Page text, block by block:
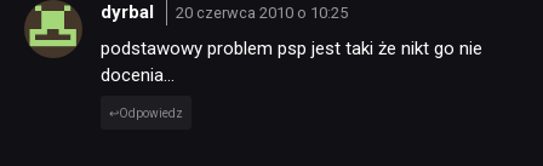
DYSKUSJE
JUŻ GRALIŚMY
dyrbal 20 czerwca 2010 o 10:25
podstawowy problem psp jest taki że nikt go nie
docenia…
Odpowiedz